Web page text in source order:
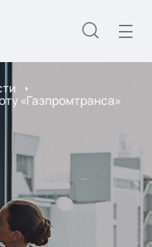
«Газпромтранса»